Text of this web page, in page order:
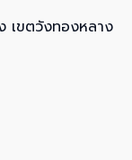
เขตวังทองหลาง